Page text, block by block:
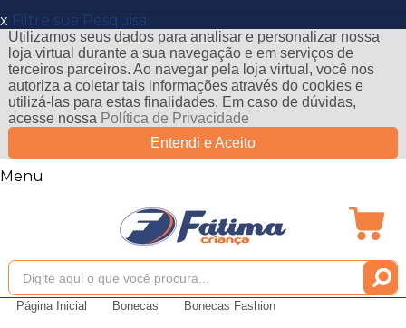
x Filtre sua Pesquisa:
Utilizamos seus dados para analisar e personalizar nossa
loja virtual durante a sua navegação e em serviços de
terceiros parceiros. Ao navegar pela loja virtual, você nos
autoriza a coletar tais informações através do cookies e
utilizá-las para estas finalidades. Em caso de dúvidas,
acesse nossa Política de Privacidade
Entendi e Aceito
Menu
Página Inicial Bonecas Bonecas Fashion